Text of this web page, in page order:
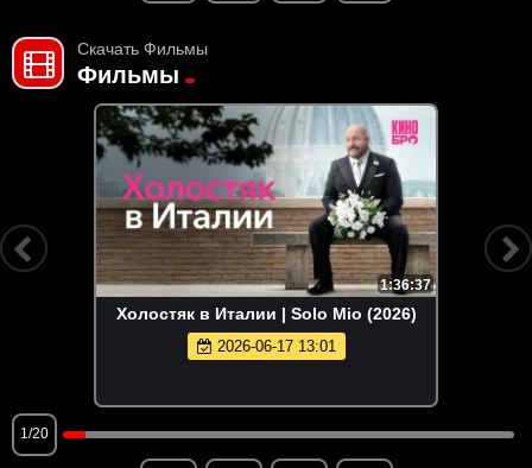
Скачать Фильмы
Фильмы
1:36:37
Холостяк в Италии | Solo Mio (2026)
2026-06-17 13:01
1/20